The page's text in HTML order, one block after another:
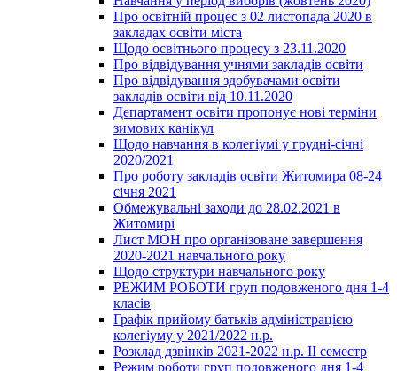
Про освітній процес з 02 листопада 2020 в
закладах освіти міста
Щодо освітнього процесу з 23.11.2020
Про відвідування учнями закладів освіти
Про відвідування здобувачами освіти
закладів освіти від 10.11.2020
Департамент освіти пропонує нові терміни
зимових канікул
Щодо навчання в колегіумі у грудні-січні
2020/2021
Про роботу закладів освіти Житомира 08-24
січня 2021
Обмежувальні заходи до 28.02.2021 в
Житомирі
Лист МОН про організоване завершення
2020-2021 навчального року
Щодо структури навчального року
РЕЖИМ РОБОТИ груп подовженого дня 1-4
класів
Графік прийому батьків адміністрацією
колегіуму у 2021/2022 н.р.
Розклад дзвінків 2021-2022 н.р. ІІ семестр
Режим роботи груп подовженого дня 1-4